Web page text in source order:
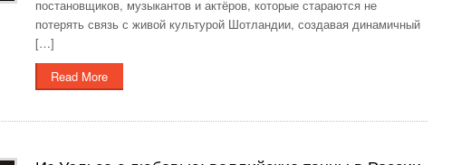
постановщиков, музыкантов и актёров, которые стараются не
потерять связь с живой культурой Шотландии, создавая динамичный
[…]
Read More